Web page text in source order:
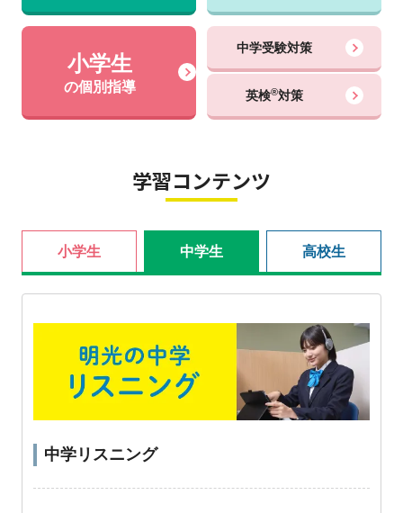
小学生
の個別指導
中学受験対策
英検®対策
学習コンテンツ
小学生 中学生 高校生
中学リスニング